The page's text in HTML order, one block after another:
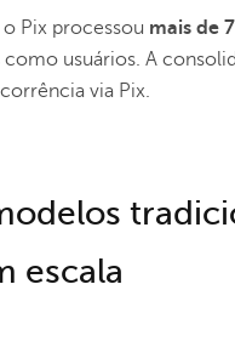
o Pix processou mais de
como usuários. A
via Pix.
escala